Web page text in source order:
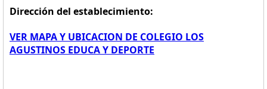
Dirección del establecimiento:
VER MAPA Y UBICACION DE COLEGIO LOS
AGUSTINOS EDUCA Y DEPORTE